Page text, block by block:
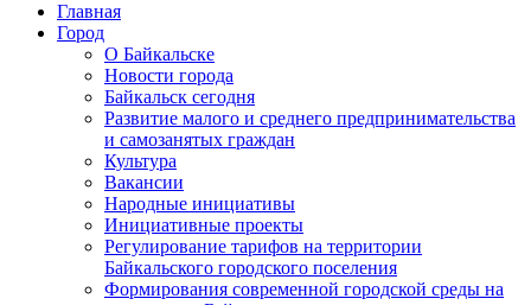
Главная
Город
О Байкальске
Новости города
Байкальск сегодня
Развитие малого и среднего предпринимательства
и самозанятых граждан
Культура
Вакансии
Народные инициативы
Инициативные проекты
Регулирование тарифов на территории
Байкальского городского поселения
Формирования современной городской среды на